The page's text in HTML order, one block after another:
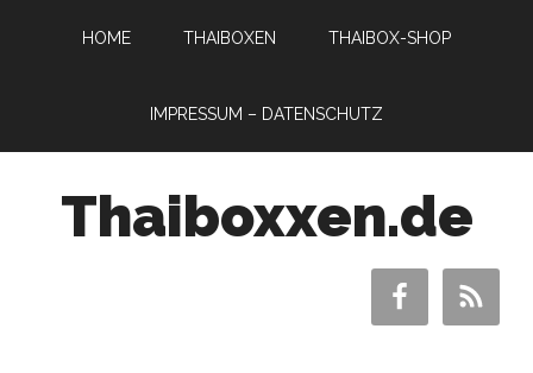
HOME THAIBOXEN THAIBOX-SHOP
IMPRESSUM – DATENSCHUTZ
Thaiboxxen.de